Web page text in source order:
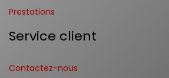
Prestations
Service client
Contactez-nous